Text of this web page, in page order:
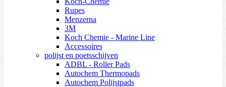
Rupes
Menzerna
3M
Koch Chemie - Marine Line
Accessoires
polijst en poetsschijven
ADBL - Roller Pads
Autochem Thermopads
Autochem Polijstpads